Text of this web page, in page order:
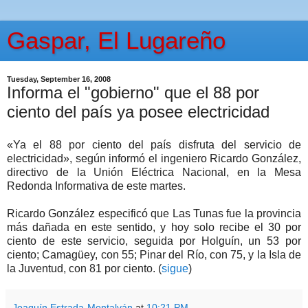
Gaspar, El Lugareño
Tuesday, September 16, 2008
Informa el "gobierno" que el 88 por
ciento del país ya posee electricidad
«Ya el 88 por ciento del país disfruta del servicio de
electricidad», según informó el ingeniero Ricardo González,
directivo de la Unión Eléctrica Nacional, en la Mesa
Redonda Informativa de este martes.
Ricardo González especificó que Las Tunas fue la provincia
más dañada en este sentido, y hoy solo recibe el 30 por
ciento de este servicio, seguida por Holguín, un 53 por
ciento; Camagüey, con 55; Pinar del Río, con 75, y la Isla de
la Juventud, con 81 por ciento. (sigue)